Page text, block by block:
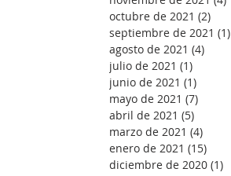
octubre de 2021 (2)
septiembre de 2021 (1)
agosto de 2021 (4)
julio de 2021 (1)
junio de 2021 (1)
mayo de 2021 (7)
abril de 2021 (5)
marzo de 2021 (4)
enero de 2021 (15)
diciembre de 2020 (1)